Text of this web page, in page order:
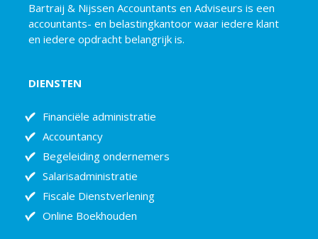
Bartraij & Nijssen Accountants en Adviseurs is een
accountants- en belastingkantoor waar iedere klant
en iedere opdracht belangrijk is.
DIENSTEN
Financiële administratie
Accountancy
Begeleiding ondernemers
Salarisadministratie
Fiscale Dienstverlening
Online Boekhouden